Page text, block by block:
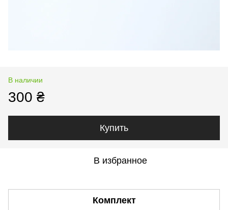
В наличии
300 ₴
Купить
В избранное
Комплект